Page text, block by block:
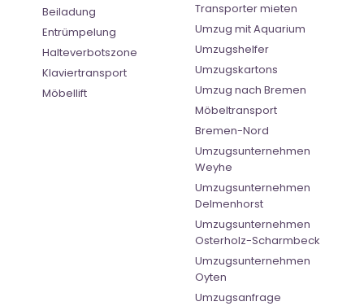
Beiladung
Entrümpelung
Halteverbotszone
Klaviertransport
Möbellift
Transporter mieten
Umzug mit Aquarium
Umzugshelfer
Umzugskartons
Umzug nach Bremen
Möbeltransport
Bremen-Nord
Umzugsunternehmen
Weyhe
Umzugsunternehmen
Delmenhorst
Umzugsunternehmen
Osterholz-Scharmbeck
Umzugsunternehmen
Oyten
Umzugsanfrage